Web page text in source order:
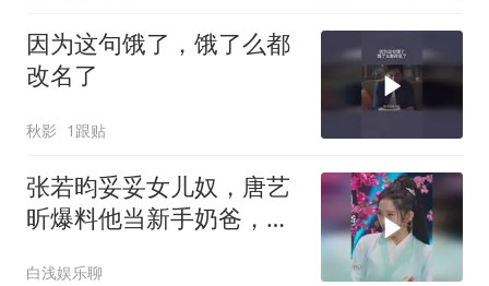
因为这句饿了，饿了么都
改名了
秋影 1跟贴
张若昀妥妥女儿奴，唐艺
昕爆料他当新手奶爸，给
白浅娱乐聊